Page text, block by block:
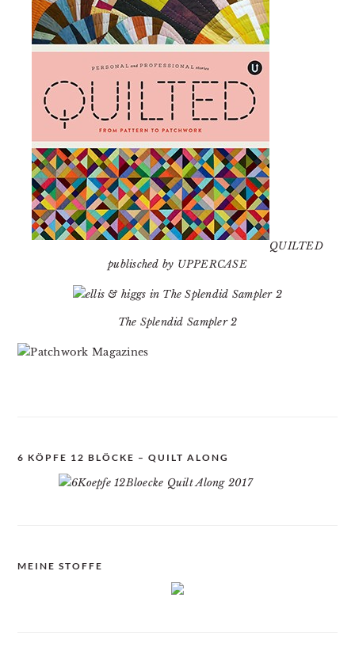
QUILTED
publisched by UPPERCASE
The Splendid Sampler 2
6 KÖPFE 12 BLÖCKE – QUILT ALONG
MEINE STOFFE